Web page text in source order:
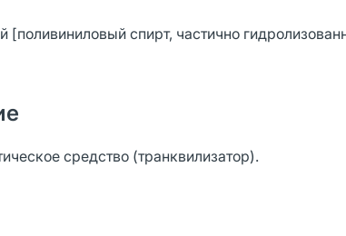
спирт, частично
средство (транквилизатор).